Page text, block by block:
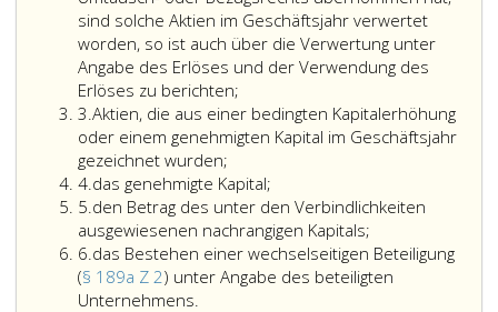
sind solche Aktien im Geschäftsjahr verwertet
worden, so ist auch über die Verwertung unter
Angabe des Erlöses und der Verwendung des
Erlöses zu berichten;
3.Ziffer
3
Aktien, die aus einer bedingten Kapitalerhöhung
oder einem genehmigten Kapital im Geschäftsjahr
gezeichnet wurden;
4.Ziffer
4
das genehmigte Kapital;
5.Ziffer
5
den Betrag des unter den Verbindlichkeiten
ausgewiesenen nachrangigen Kapitals;
6.Ziffer
6
das Bestehen einer wechselseitigen Beteiligung
(§ 189a Z 2) unter Angabe des beteiligten
Unternehmens.